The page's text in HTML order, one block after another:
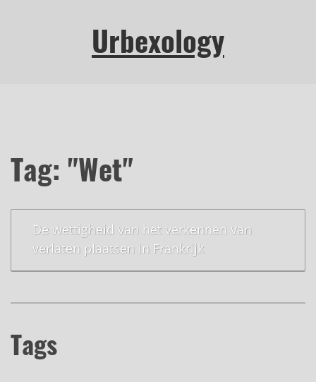
Urbexology
Tag: "Wet"
De wettigheid van het verkennen van
verlaten plaatsen in Frankrijk
Tags